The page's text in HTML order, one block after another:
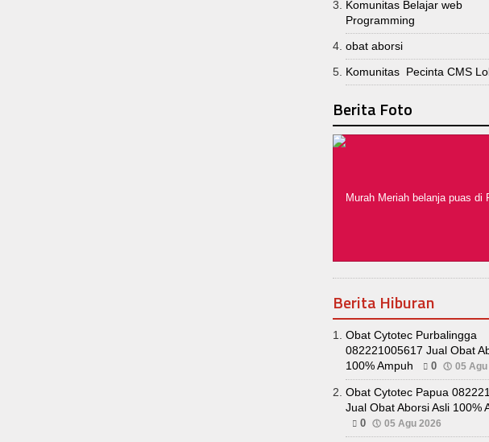
Komunitas Belajar web
Programming
obat aborsi
Komunitas Pecinta CMS
Berita Foto
Berita Hiburan
Obat Cytotec Purbalingga
082221005617 Jual Obat
100% Ampuh
0 05 Agu
Obat Cytotec Papua
Jual Obat Aborsi Asli 100%
0 05 Agu 2026